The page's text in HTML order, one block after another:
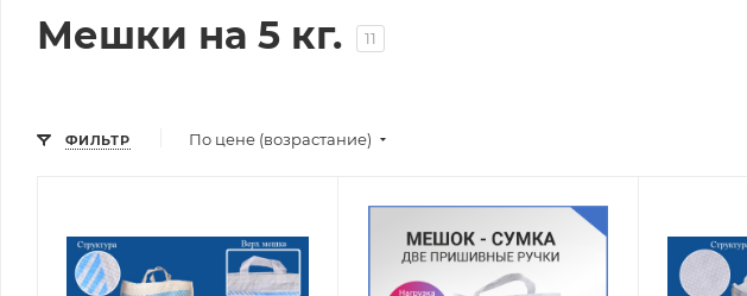
Мешки на 5 кг. 11
ФИЛЬТР По цене (возрастание)